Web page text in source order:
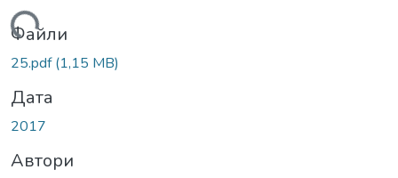
Файли
25.pdf(1,15 MB)
Дата
2017
Автори